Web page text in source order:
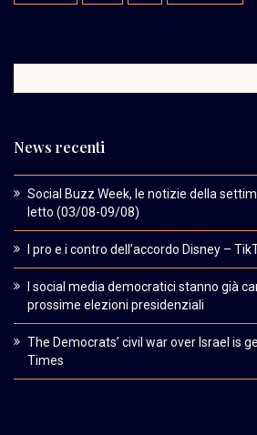
News recenti
Social Buzz Week, le notizie della
letto (03/08-09/08)
I pro e i contro dell’accordo Disney –
I social media democratici stanno già
prossime elezioni presidenziali
The Democrats’ civil war over Israel is
Times